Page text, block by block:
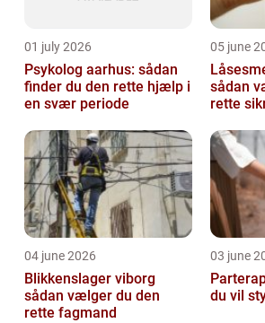
01 july 2026
Psykolog aarhus: sådan
finder du den rette hjælp i
en svær periode
05 june
sådan
rette
04 june 2026
Blikkenslager viborg
sådan vælger du den
rette fagmand
03 june
Parterapi
du vil